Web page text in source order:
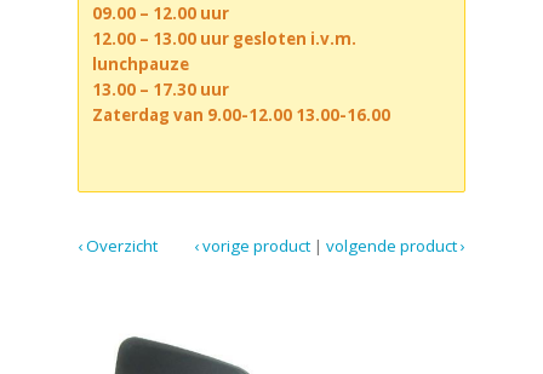
09.00 – 12.00 uur
12.00 – 13.00 uur gesloten i.v.m.
lunchpauze
13.00 – 17.30 uur
Zaterdag van 9.00-12.00 13.00-16.00
‹ Overzicht volgende product ›
|
‹ vorige product